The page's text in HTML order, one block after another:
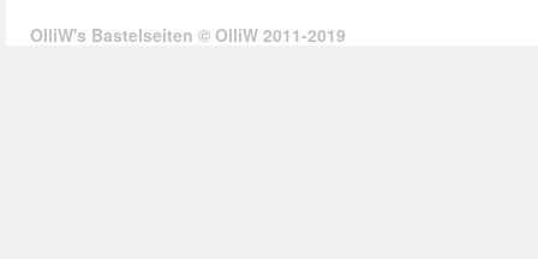
OlliW's Bastelseiten © OlliW 2011-2019